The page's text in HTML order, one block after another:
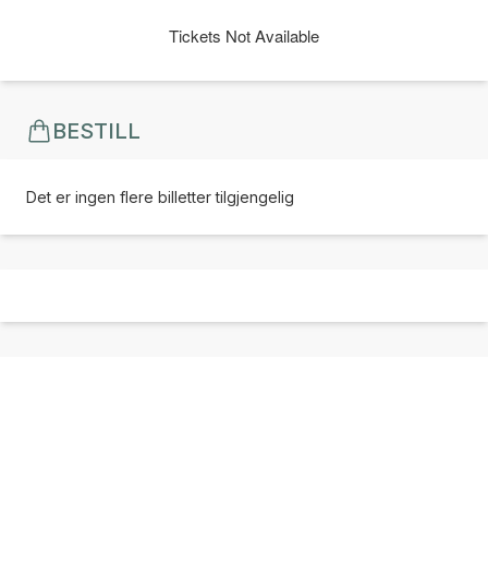
Tickets Not Available
BESTILL
Det er ingen flere billetter tilgjengelig